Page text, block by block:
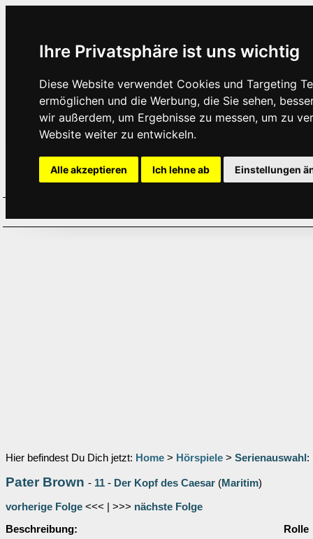
Ihre Privatsphäre ist uns wichtig
Diese Website verwendet Cookies und Targeting
ermöglichen und die Werbung, die Sie sehen,
wir außerdem, um Ergebnisse zu messen, um zu
Website weiter zu entwickeln.
Alle akzeptieren Ich lehne ab Einstellungen
Hier befindest Du Dich jetzt: Home > Hörspiele > Serienauswahl :
Pater Brown - 11 - Der Kopf des Caesar (Maritim)
vorherige Folge <<< | >>> nächste Folge
Beschreibung:
Rolle